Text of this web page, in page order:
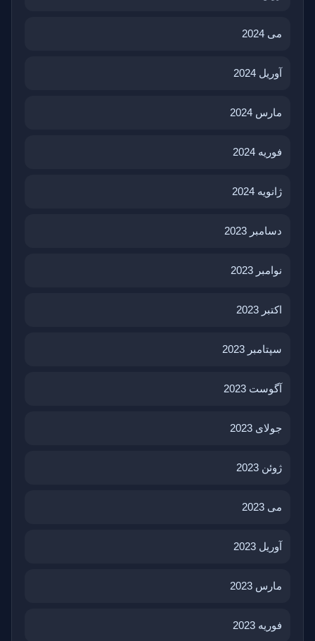
می 2024
آوریل 2024
مارس 2024
فوریه 2024
ژانویه 2024
دسامبر 2023
نوامبر 2023
اکتبر 2023
سپتامبر 2023
آگوست 2023
جولای 2023
ژوئن 2023
می 2023
آوریل 2023
مارس 2023
فوریه 2023